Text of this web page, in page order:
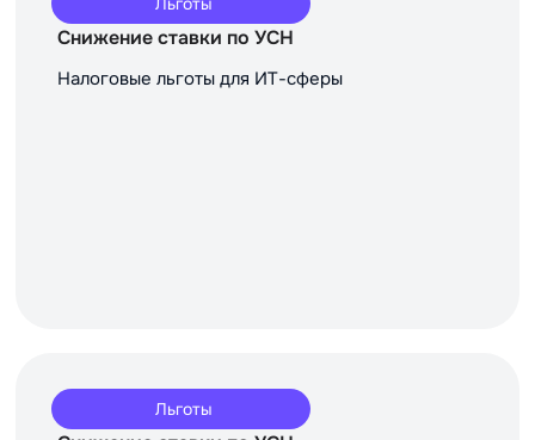
Снижение ставки по УСН
Налоговые льготы для ИТ-сферы
Льготы